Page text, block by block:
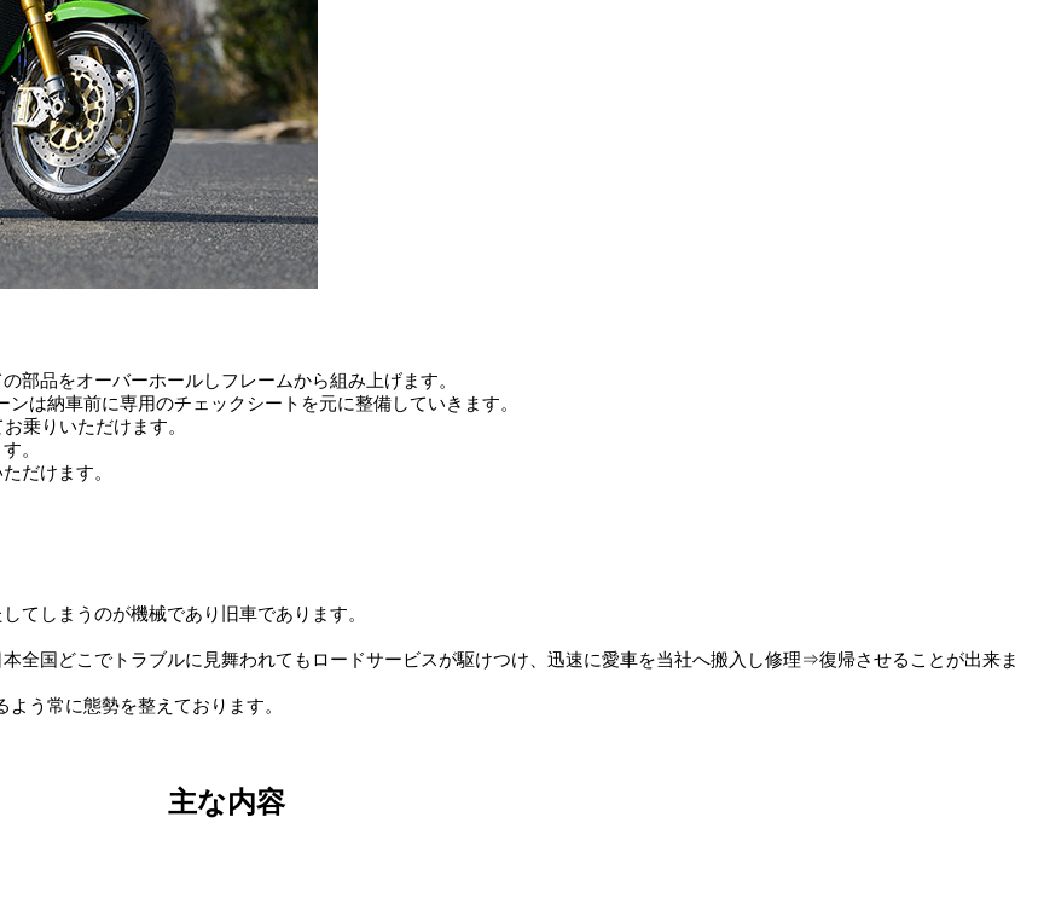
部品をオーバーホールしフレームから組み上げます。
は納車前に専用のチェックシートを元に整備していきます。
乗りいただけます。
。
だけます。
てしまうのが機械であり旧車であります。
全国どこでトラブルに見舞われてもロードサービスが駆けつけ、迅速に愛車を当社へ搬入し修理⇒復帰させることが出来ま
う常に態勢を整えております。
主な内容